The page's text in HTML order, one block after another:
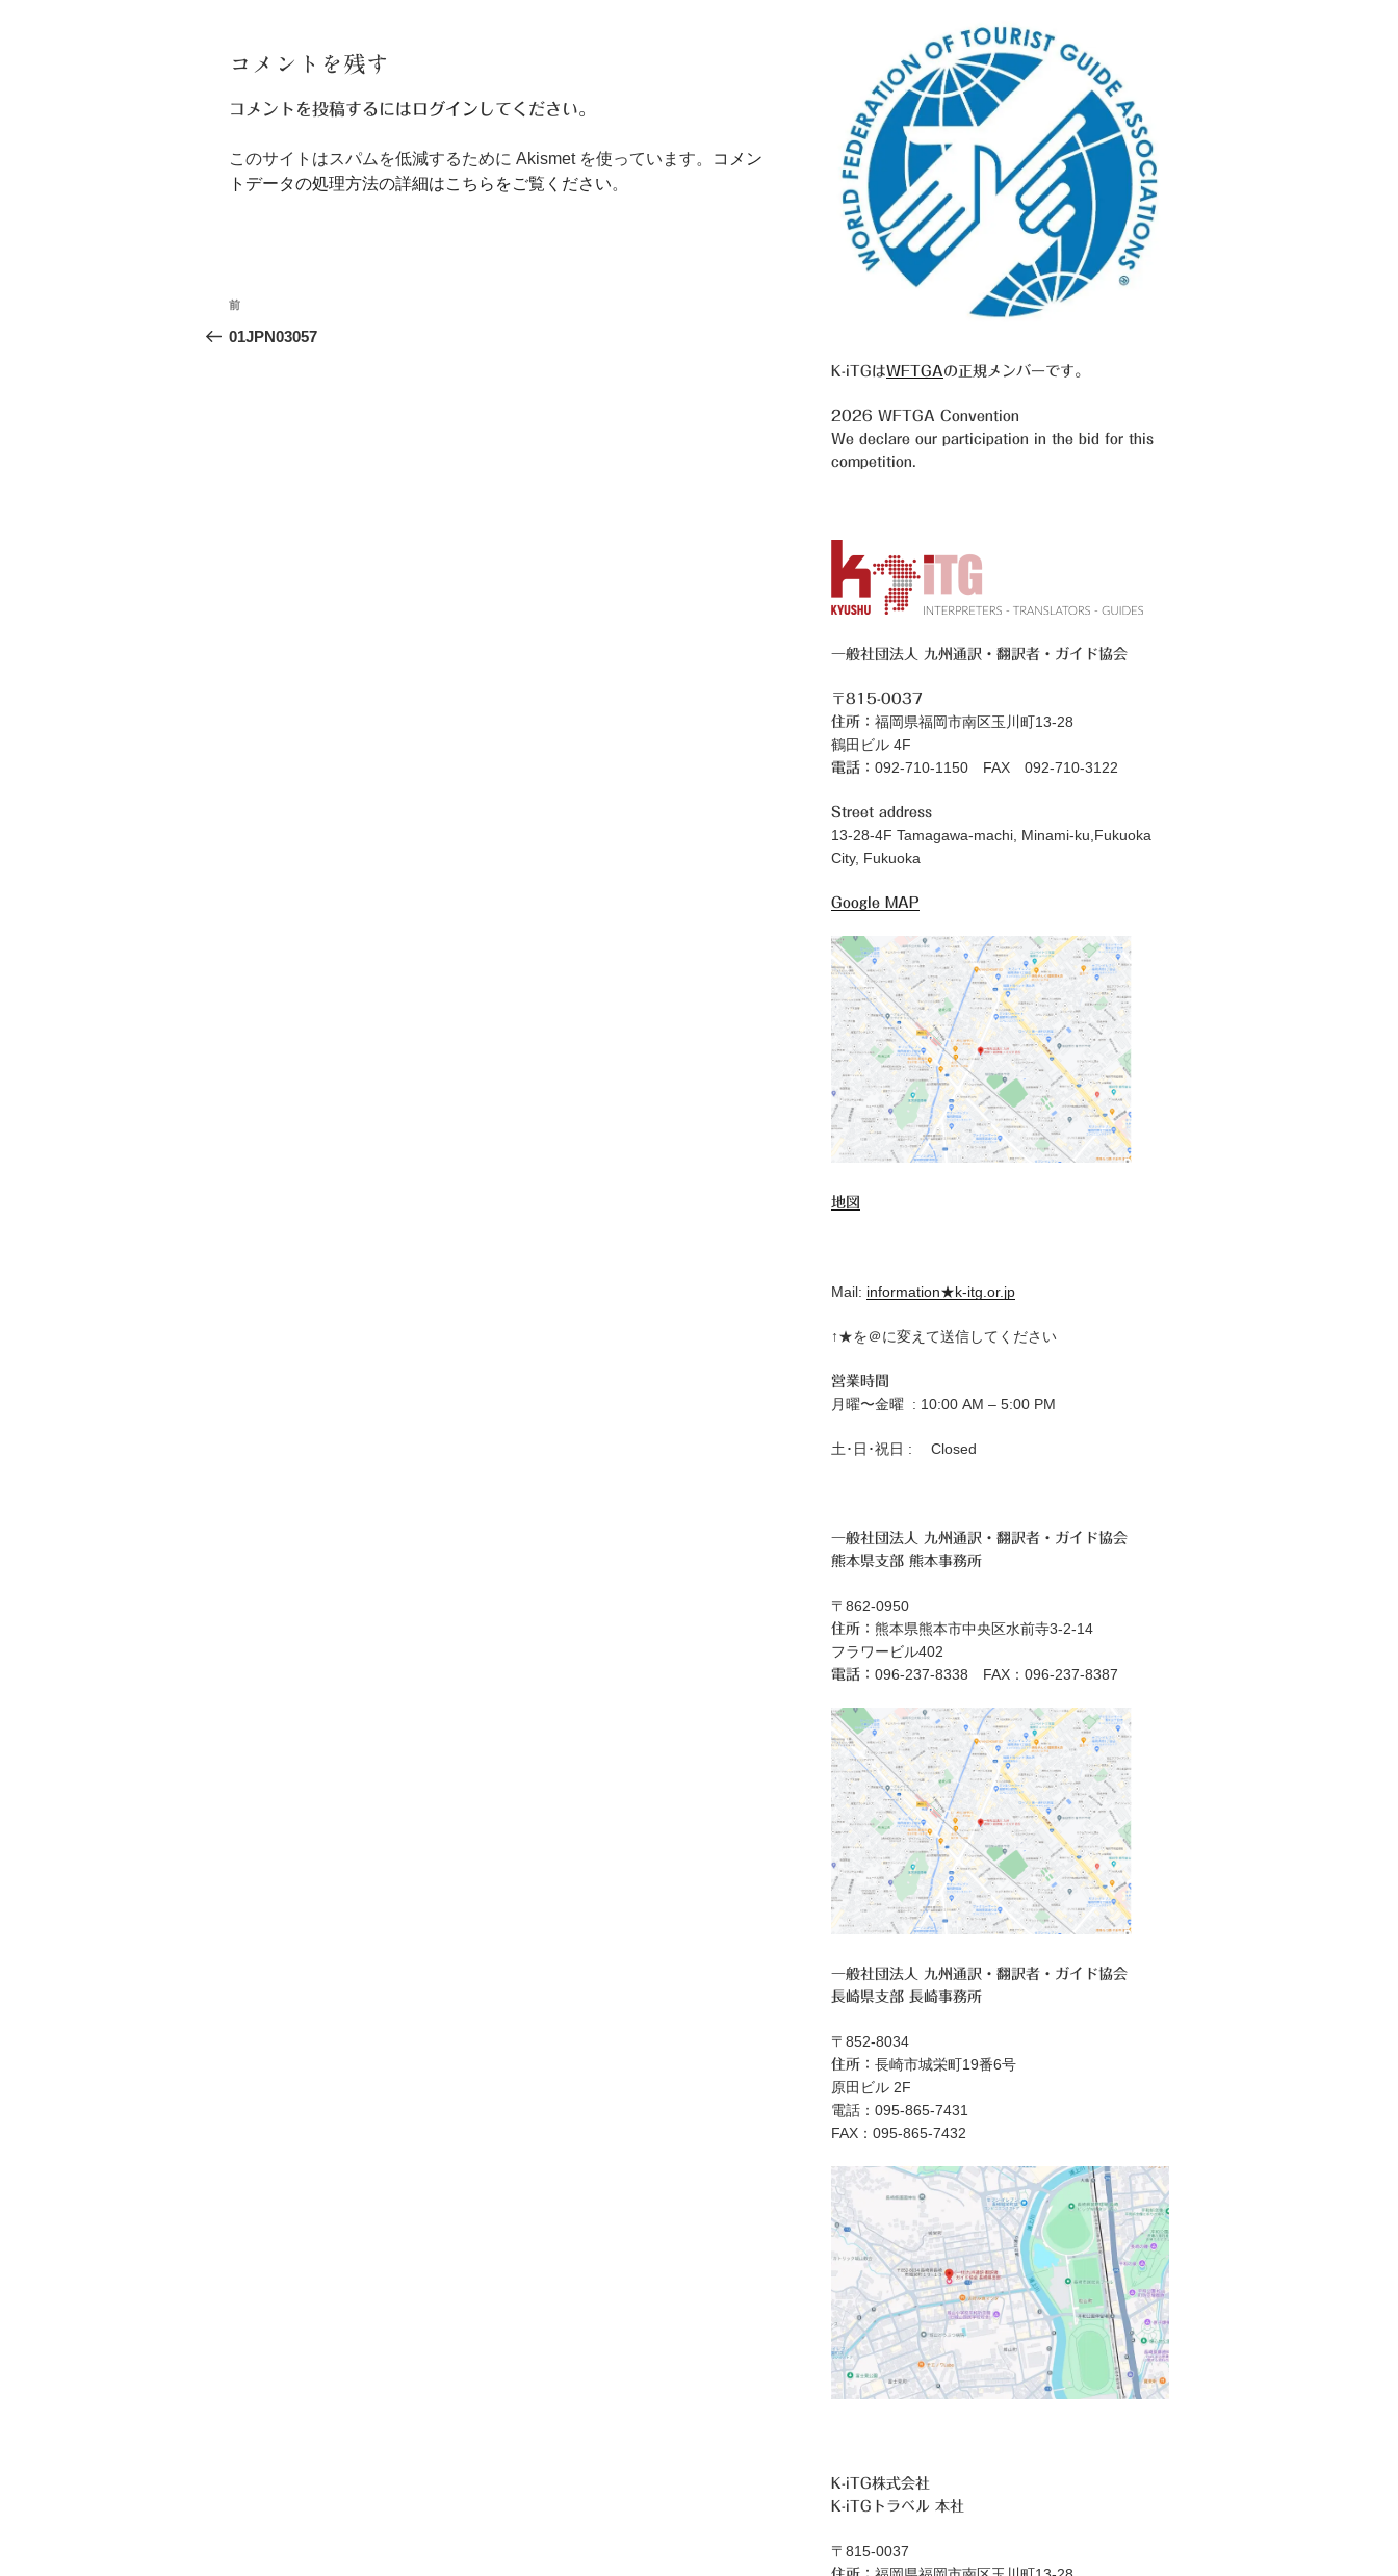
コメントを残す
コメントを投稿するにはログイン してください。
このサイトはスパムを低減するために Akismet を使っています。
コメン
トデータの処理方法の詳細はこちらをご覧ください。
投
稿
前
の
前
01JPN03057
K-iTGはWFTGAの正規メンバーです。
2026 WFTGA Convention
We declare our participation in the bid for this
competition.
一般社団法人 九州通訳・翻訳者・ガイド協会
〒815-0037
住所： 福岡県福岡市南区玉川町13-28
鶴田ビル 4F
電話： 092-710-1150 FAX 092-710-3122
Street address
13-28-4F Tamagawa-machi, Minami-ku,Fukuoka
City, Fukuoka
Google MAP
地図
Mail: information★k-itg.or.jp
↑★を＠に変えて送信してください
営業時間
月曜〜金曜 : 10:00 AM – 5:00 PM
土･日･祝日 : Closed
一般社団法人 九州通訳・翻訳者・ガイド協会
熊本県支部 熊本事務所
〒862-0950
住所： 熊本県熊本市中央区水前寺3-2-14
フラワービル402
電話： 096‐237-8338 FAX：096-237-8387
一般社団法人 九州通訳・翻訳者・ガイド協会
長崎県支部 長崎事務所
〒852-8034
住所： 長崎市城栄町19番6号
原田ビル 2F
電話：095-865-7431
FAX：095-865-7432
K-iTG株式会社
K-iTGトラベル 本社
〒815-0037